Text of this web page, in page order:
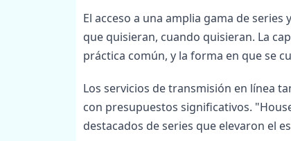
El acceso a una amplia gama de
que quisieran, cuando quisieran. La
práctica común, y la forma en que se
Los servicios de transmisión en línea
con presupuestos significativos.
destacados de series que elevaron el